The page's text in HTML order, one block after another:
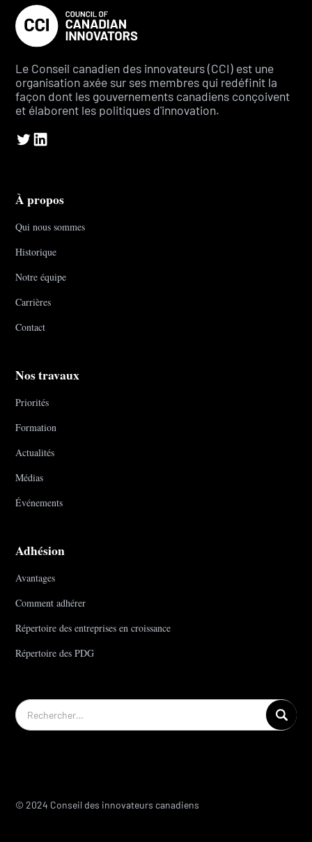
Le Conseil canadien des innovateurs (CCI) est une
organisation axée sur ses membres qui redéfinit la
façon dont les gouvernements canadiens conçoivent
et élaborent les politiques d'innovation.
À propos
Qui nous sommes
Historique
Notre équipe
Carrières
Contact
Nos travaux
Priorités
Formation
Actualités
Médias
Événements
Adhésion
Avantages
Comment adhérer
Répertoire des entreprises en croissance
Répertoire des PDG
© 2024 Conseil des innovateurs canadiens